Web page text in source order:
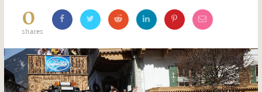
0
shares